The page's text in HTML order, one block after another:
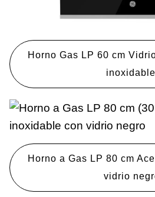
Horno Gas LP 60 cm
inoxidable
Horno a Gas LP 80 cm
vidrio